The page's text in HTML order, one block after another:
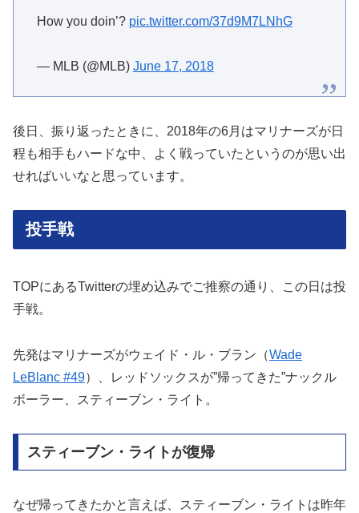
How you doin’? pic.twitter.com/37d9M7LNhG
— MLB (@MLB) June 17, 2018
後日、振り返ったときに、2018年の6月はマリナーズが日
程も相手もハードな中、よく戦っていたというのが思い出
せればいいなと思っています。
投手戦
TOPにあるTwitterの埋め込みでご推察の通り、この日は投
手戦。
先発はマリナーズがウェイド・ル・ブラン（Wade
LeBlanc #49）、レッドソックスが”帰ってきた”ナックル
ボーラー、スティーブン・ライト。
スティーブン・ライトが復帰
なぜ帰ってきたかと言えば、スティーブン・ライトは昨年